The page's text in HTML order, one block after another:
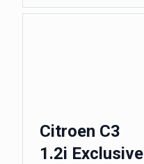
Citroen C3
1.2i Exclusive